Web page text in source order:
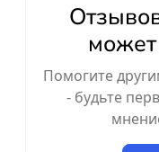
Помогите
- будьте